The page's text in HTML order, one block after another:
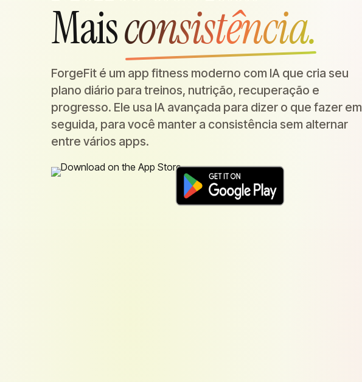
Maisconsistência.
ForgeFit é um app fitness moderno com IA que cria seu
plano diário para treinos, nutrição, recuperação e
progresso. Ele usa IA avançada para dizer o que fazer em
seguida, para você manter a consistência sem alternar
entre vários apps.